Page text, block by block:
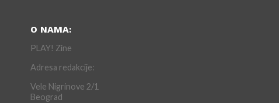
O NAMA:
PLAY! Zine
Adresa redakcije:
Vele Nigrinove 2/1
Beograd